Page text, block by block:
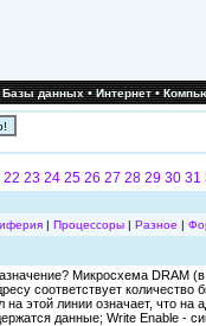
Базы данных•Интернет•
22 23 24 25 26 27 28 29 30 31
| Процессоры | Разное |
Микросхема
соответствует
этой линии означает, что
данные; Write Enable -